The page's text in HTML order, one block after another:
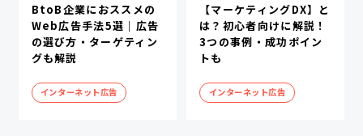
BtoB企業におススメの
Web広告手法5選｜広告
の選び方・ターゲティン
グも解説
インターネット広告
【マーケティングDX】と
は？初心者向けに解説！
3つの事例・成功ポイン
トも
インターネット広告